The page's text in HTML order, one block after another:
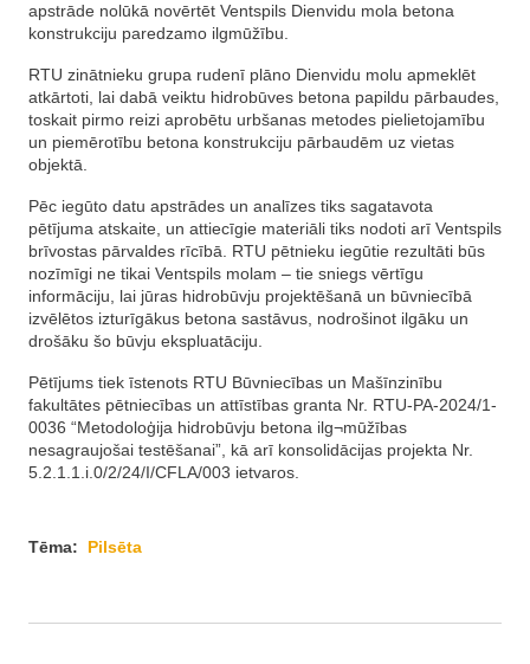
apstrāde nolūkā novērtēt Ventspils Dienvidu mola betona
konstrukciju paredzamo ilgmūžību.
RTU zinātnieku grupa rudenī plāno Dienvidu molu apmeklēt
atkārtoti, lai dabā veiktu hid­ro­būves betona papildu pārbaudes,
toskait pirmo reizi aprobētu urbšanas metodes pielietojamību
un pie­mē­rotību betona konstrukciju pārbaudēm uz vietas
objektā.
Pēc iegūto datu apstrādes un analīzes tiks sagatavota
pētījuma atskaite, un attiecīgie materiāli tiks nodoti arī Ventspils
brīvostas pārvaldes rīcībā. RTU pētnieku iegūtie rezultāti būs
nozīmīgi ne tikai Ventspils molam – tie sniegs vērtīgu
informāciju, lai jūras hidrobūvju projektēšanā un būvniecībā
izvēlētos izturīgākus betona sastāvus, nodrošinot ilgāku un
drošāku šo būvju ekspluatāciju.
Pētījums tiek īstenots RTU Būvniecības un Mašīnzinību
fakultātes pētniecības un attīstības granta Nr. RTU-PA-2024/1-
0036 “Metodoloģija hidrobūvju betona ilg¬mūžības
nesagraujošai testēšanai”, kā arī konsolidācijas projekta Nr.
5.2.1.1.i.0/2/24/I/CFLA/003 ietvaros.
Tēma: Pilsēta